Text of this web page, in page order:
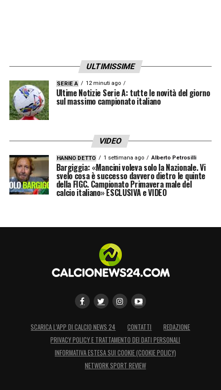
ULTIMISSIME
SERIE A 12 minuti ago
Ultime Notizie Serie A: tutte le novità del giorno
sul massimo campionato italiano
VIDEO
HANNO DETTO 1 settimana ago Alberto Petrosilli
Bargiggia: «Mancini voleva solo la Nazionale. Vi
svelo cosa è successo davvero dietro le quinte
della FIGC. Campionato Primavera male del
calcio italiano» ESCLUSIVA e VIDEO
SCARICA L’APP DI CALCIO NEWS 24 CONTATTI
REDAZIONE
PRIVACY POLICY E TRATTAMENTO DEI DATI PERSONALI
INFORMATIVA ESTESA SUI COOKIE (COOKIE POLICY)
NETWORK SPORT REVIEW